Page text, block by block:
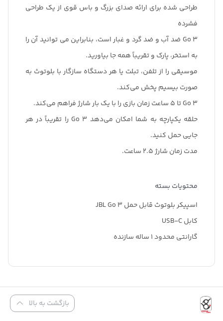
طراحی شده برای ارائه صدای بزرگ و باس قوی از یک طراحی
فشرده
Go 3 ضد آب و ضد گرد و غبار است، بنابراین می توانید آن را
به استخر، پارک و تقریباً همه جا بیاورید.
موسیقی را از تلفن، تبلت یا هر دستگاه سازگار با بلوتوث به
صورت بیسیم پخش می‌کند.
Go 3 تا 5 ساعت زمان بازی را با یک بار شارژ فراهم می‌کند.
حلقه یکپارچه به شما امکان می‌دهد Go 3 را تقریباً در هر
جایی حمل کنید.
مدت زمان شارژ 2.5 ساعت.
محتویات بسته
اسپیکر بلوتوث قابل حمل JBL Go 3
کابل USB-C
گارانتی محدود 1 ساله سازنده
بازگشت به بالا